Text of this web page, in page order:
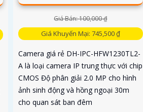
Giá Bán: 100,000 ₫
Giá Khuyến Mại: 745,500 ₫
Camera giá rẻ DH-IPC-HFW1230TL2-
A là loại camera IP trung thực với chip
CMOS Độ phân giải 2.0 MP cho hình
ảnh sinh động và hồng ngoại 30m
cho quan sát ban đêm